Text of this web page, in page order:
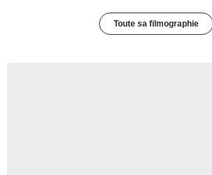
Toute sa filmographie